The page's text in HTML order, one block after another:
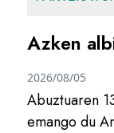
Azken
Abuztuaren
emango du
2026/08/05